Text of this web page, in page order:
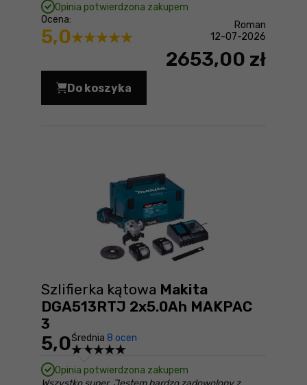
Opinia potwierdzona zakupem
Ocena:
5,0
Roman
12-07-2026
2653,00 zł
Do koszyka
Młotowiertarka Makita HR4501C
Szlifierka kątowa Makita
DGA513RTJ 2x5.0Ah MAKPAC
3
5,0Średnia 8 ocen
Opinia potwierdzona zakupem